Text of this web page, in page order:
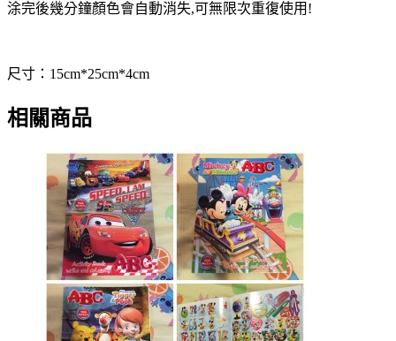
涂完後幾分鐘顏色會自動消失,可無限次重復使用!
尺寸：15cm*25cm*4cm
相關商品